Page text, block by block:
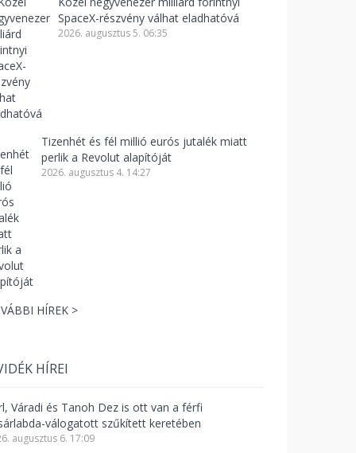
SpaceX-részvény válhat eladhatóvá
2026. augusztus 5. 06:35
Tizenhét és fél millió eurós jutalék miatt
perlik a Revolut alapítóját
2026. augusztus 4. 14:27
HÍREK >
HÍREI
Váradi és Tanoh Dez is ott van a férfi
válogatott szűkített keretében
augusztus 6. 17:09